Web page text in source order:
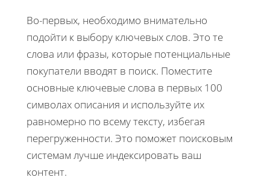
Во-первых, необходимо внимательно
подойти к выбору ключевых слов. Это те
слова или фразы, которые потенциальные
покупатели вводят в поиск. Поместите
основные ключевые слова в первых 100
символах описания и используйте их
равномерно по всему тексту, избегая
перегруженности. Это поможет поисковым
системам лучше индексировать ваш
контент.